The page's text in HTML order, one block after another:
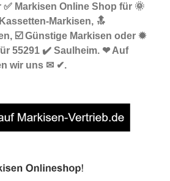
✅ Markisen Online Shop für 🌞
Markisen, 🔝
☑️ Günstige Markisen oder ✹
55291 ✔️ Saulheim. ❤ Auf
wir uns ✉ ✔.